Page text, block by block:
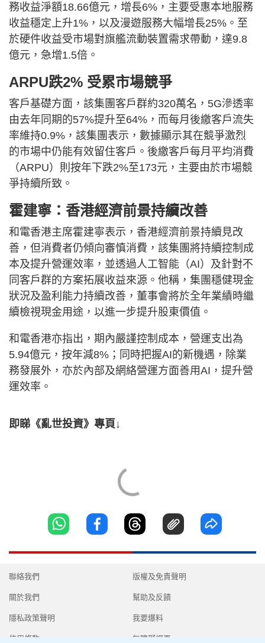
務收益淨額18.66億元，增長6%，主要受惠本地服務
收益穩定上升1%，以及漫遊服務大幅增長25%。至
於硬件收益受市場對旗艦流動裝置需求帶動，達9.8
億元，急增1.5倍。
ARPU跌2% 受累市場競爭
客戶基礎方面，該集團客戶群約320萬名，5G滲透率
由去年同期的57%提升至64%，而每月後繳客戶流失
率維持0.9%，該集團表示，數據顯示其在競爭激烈
的市場中仍能有效留住客戶。後繳客戶每月平均消費
（ARPU）則按年下跌2%至173元，主要由於市場競
爭持續所致。
霍建寧：香港經濟前景持續改善
和電香港主席霍建寧表示，香港經濟前景持續見改
善，但消費者仍傾向審慎消費，該集團將持續控制成
本及提升營運效率，並透過人工智能（AI）及針對不
同客戶群的方案拓展收益來源。他稱，集團穩健現金
狀況及盈利能力持續改善，董事會將於全年業績時繼
續檢視現金用途，以進一步提升股東價值。
和電香港亦指出，期內嚴謹控制成本，營運支出為
5.94億元，按年減8%；同時把握AI的新機遇，除業
務發展外，亦於內部及網絡營運方面善用AI，提升營
運效率。
即睇《亂世投資》專頁↓
聯絡我們
關於我們
隱私政策聲明
使用條款
版權及免責聲明
幫助及反饋
我要爆料
無障礙網頁